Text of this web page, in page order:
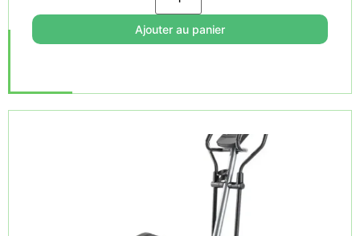
Ajouter au panier